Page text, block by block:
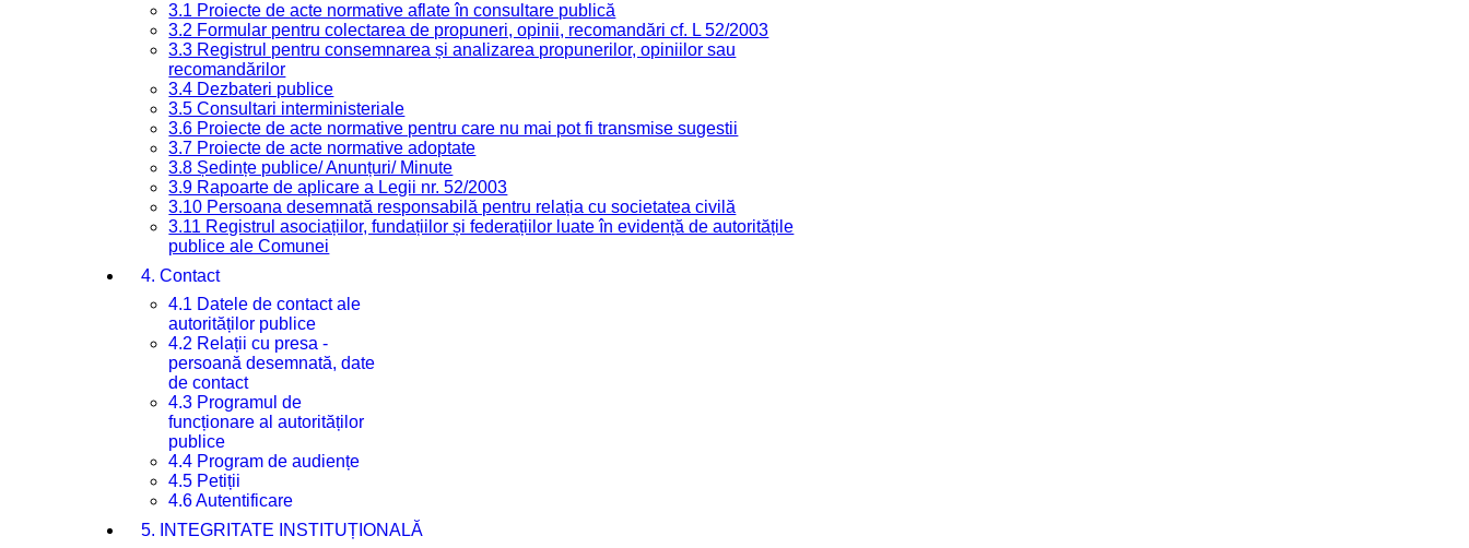
3.1 Proiecte de acte normative aflate în consultare publică
3.2 Formular pentru colectarea de propuneri, opinii, recomandări cf. L 52/2003
3.3 Registrul pentru consemnarea și analizarea propunerilor, opiniilor sau
recomandărilor
3.4 Dezbateri publice
3.5 Consultari interministeriale
3.6 Proiecte de acte normative pentru care nu mai pot fi transmise sugestii
3.7 Proiecte de acte normative adoptate
3.8 Ședințe publice/ Anunțuri/ Minute
3.9 Rapoarte de aplicare a Legii nr. 52/2003
3.10 Persoana desemnată responsabilă pentru relația cu societatea civilă
3.11 Registrul asociațiilor, fundațiilor și federațiilor luate în evidență de autoritățile
publice ale Comunei
4. Contact
4.1 Datele de contact ale
autorităților publice
4.2 Relații cu presa -
persoană desemnată, date
de contact
4.3 Programul de
funcționare al autorităților
publice
4.4 Program de audiențe
4.5 Petiții
4.6 Autentificare
5. INTEGRITATE INSTITUȚIONALĂ